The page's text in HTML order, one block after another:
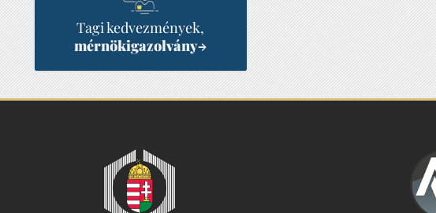
Tagi kedvezmények,
mérnökigazolvány→